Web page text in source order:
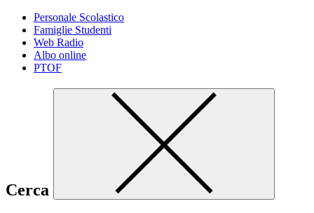
Personale Scolastico
Famiglie Studenti
Web Radio
Albo online
PTOF
Cerca